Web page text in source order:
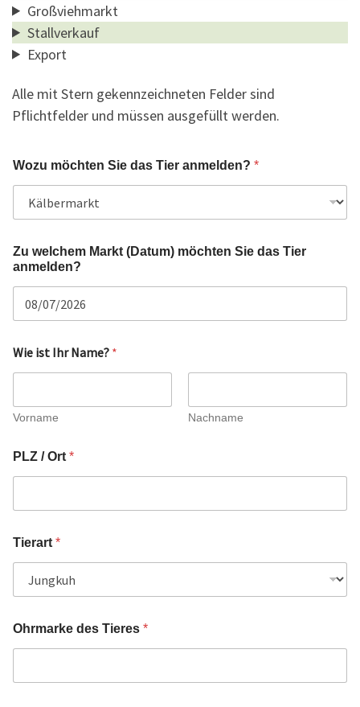
Großviehmarkt
Stallverkauf
Export
Alle mit Stern gekennzeichneten Felder sind
Pflichtfelder und müssen ausgefüllt werden.
Wozu möchten Sie das Tier anmelden? *
Zu welchem Markt (Datum) möchten Sie das Tier
anmelden?
Wie ist Ihr Name? *
Vorname Nachname
PLZ / Ort *
Tierart *
Ohrmarke des Tieres *